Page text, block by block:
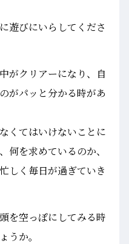
遊びにいらしてくださ
がクリアーになり、自
がパッと分かる時があ
くてはいけないことに
何を求めているのか、
しく毎日が過ぎていき
を空っぽにしてみる時
うか。